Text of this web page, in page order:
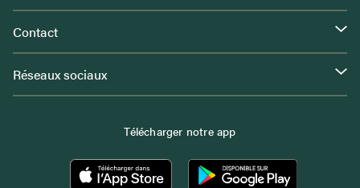
Contact
Réseaux sociaux
Télécharger notre app